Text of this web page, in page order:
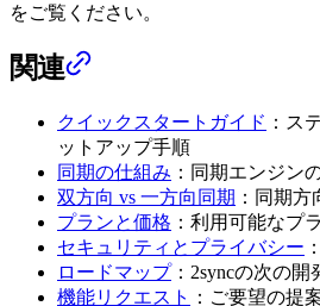
をご覧ください。
関連
クイックスタートガイド ：ス
ットアップ手順
同期の仕組み ：同期エンジン
双方向 vs 一方向同期 ：同期
プランと価格 ：利用可能なプ
セキュリティとプライバシー
ロードマップ：2syncの次の開
機能リクエスト
：ご要望の提